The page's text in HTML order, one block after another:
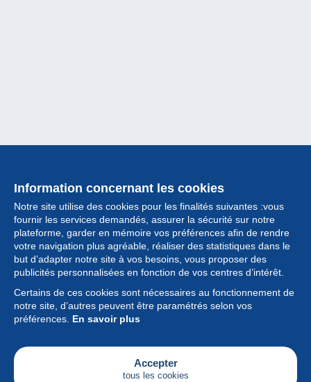
Information concernant les cookies
Notre site utilise des cookies pour les finalités suivantes :vous
fournir les services demandés, assurer la sécurité sur notre
plateforme, garder en mémoire vos préférences afin de rendre
votre navigation plus agréable, réaliser des statistiques dans le
but d’adapter notre site à vos besoins, vous proposer des
publicités personnalisées en fonction de vos centres d’intérêt.
Certains de ces cookies sont nécessaires au fonctionnement de
notre site, d’autres peuvent être paramétrés selon vos
préférences. En savoir plus
Accepter
tous les cookies
Collection
Actualités
Fonctionnalités
Société